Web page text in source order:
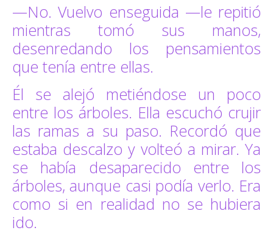
—No. Vuelvo enseguida —le repitió
mientras tomó sus manos,
desenredando los pensamientos
que tenía entre ellas.
Él se alejó metiéndose un poco
entre los árboles. Ella escuchó crujir
las ramas a su paso. Recordó que
estaba descalzo y volteó a mirar. Ya
se había desaparecido entre los
árboles, aunque casi podía verlo. Era
como si en realidad no se hubiera
ido.